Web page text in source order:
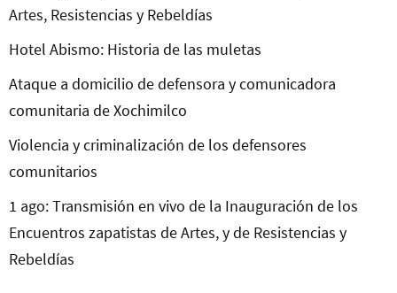
Artes, Resistencias y Rebeldías
Hotel Abismo: Historia de las muletas
Ataque a domicilio de defensora y comunicadora
comunitaria de Xochimilco
Violencia y criminalización de los defensores
comunitarios
1 ago: Transmisión en vivo de la Inauguración de los
Encuentros zapatistas de Artes, y de Resistencias y
Rebeldías